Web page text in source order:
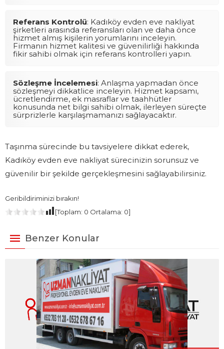
Referans Kontrolü: Kadıköy evden eve nakliyat
şirketleri arasında referansları olan ve daha önce
hizmet almış kişilerin yorumlarını inceleyin.
Firmanın hizmet kalitesi ve güvenilirliği hakkında
fikir sahibi olmak için referans kontrolleri yapın.
Sözleşme İncelemesi: Anlaşma yapmadan önce
sözleşmeyi dikkatlice inceleyin. Hizmet kapsamı,
ücretlendirme, ek masraflar ve taahhütler
konusunda net bilgi sahibi olmak, ilerleyen süreçte
sürprizlerle karşılaşmamanızı sağlayacaktır.
Taşınma sürecinde bu tavsiyelere dikkat ederek,
Kadıköy evden eve nakliyat sürecinizin sorunsuz ve
güvenilir bir şekilde gerçekleşmesini sağlayabilirsiniz.
Geribildiriminizi bırakın!
[Toplam: 0 Ortalama: 0]
Benzer Konular